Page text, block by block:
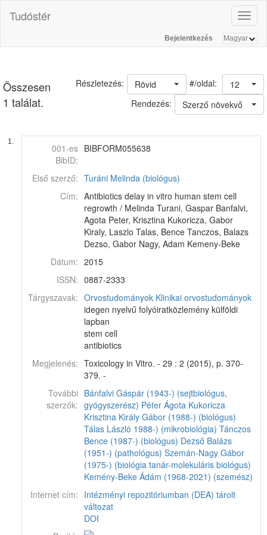
Tudóstér
Bejelentkezés
Összesen
1 találat.
#/oldal: 12
Rövid
Részletezés:
Rendezés:
Szerző növekvő
1.
001-es
BibID:
BIBFORM055638
Első szerző: Turáni Melinda (biológus)
Cím: Antibiotics delay in vitro human stem cell
regrowth / Melinda Turani, Gaspar Banfalvi,
Agota Peter, Krisztina Kukoricza, Gabor
Kiraly, Laszlo Talas, Bence Tanczos, Balazs
Dezso, Gabor Nagy, Adam Kemeny-Beke
Dátum: 2015
ISSN: 0887-2333
Tárgyszavak: Orvostudományok Klinikai orvostudományok
idegen nyelvű folyóiratközlemény külföldi
lapban
stem cell
antibiotics
Megjelenés: Toxicology in Vitro. - 29 : 2 (2015), p. 370-
379. -
További
szerzők:
Bánfalvi Gáspár (1943-) (sejtbiológus,
gyógyszerész) Péter Ágota Kukoricza
Krisztina Király Gábor (1988-) (biológus)
Tálas László 1988-) (mikrobiológia) Tánczos
Bence (1987-) (biológus) Dezső Balázs
(1951-) (pathológus) Szemán-Nagy Gábor
(1975-) (biológia tanár-molekuláris biológus)
Kemény-Beke Ádám (1968-2021) (szemész)
Internet cím: Intézményi repozitóriumban (DEA) tárolt
változat
DOI